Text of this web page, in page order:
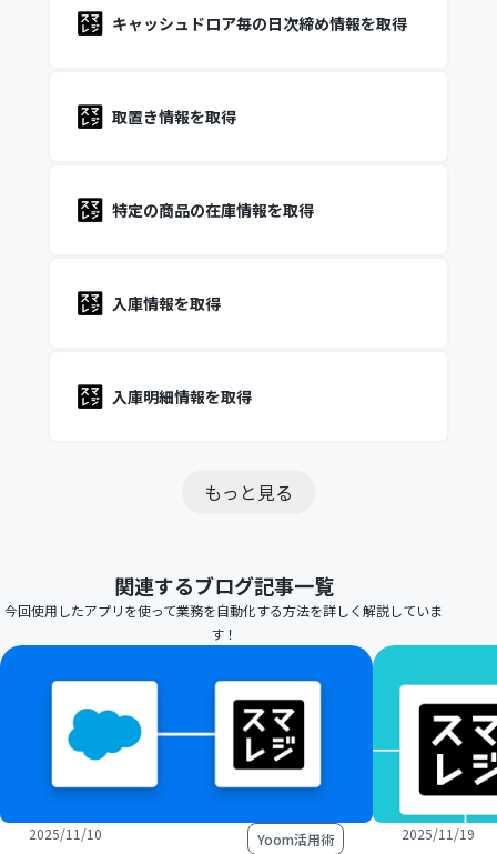
キャッシュドロア毎の日次締め情報を取得
取置き情報を取得
特定の商品の在庫情報を取得
入庫情報を取得
入庫明細情報を取得
もっと見る
関連するブログ記事一覧
今回使用したアプリを使って業務を自動化する方法を詳しく解説していま
す！
2025/11/10 Yoom活用術 2025/11/19